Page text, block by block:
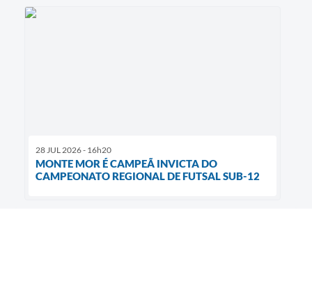
28 JUL 2026 - 16h20
MONTE MOR É CAMPEÃ INVICTA DO
CAMPEONATO REGIONAL DE FUTSAL SUB-12